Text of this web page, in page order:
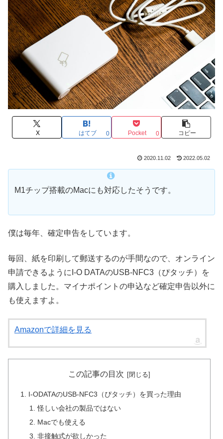
X はてブ 0 Pocket 0 コピー
2020.11.02 2022.05.02
M1チップ搭載のMacにも対応したそうです。
僕は毎年、確定申告をしています。
毎回、紙を印刷して郵送するのが手間なので、オンライン
申請できるようにI-O DATAのUSB-NFC3（ぴタッチ）を
購入しました。マイナポイントの申込など確定申告以外に
も使えますよ。
Amazonで詳細を見る
この記事の目次
I-ODATAのUSB-NFC3（ぴタッチ）を買った理由
怪しい会社の製品ではない
Macでも使える
非接触式が欲しかった